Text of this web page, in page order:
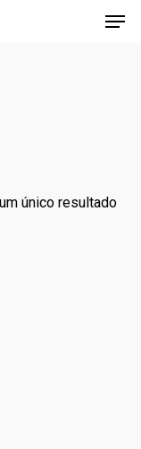
único resultado